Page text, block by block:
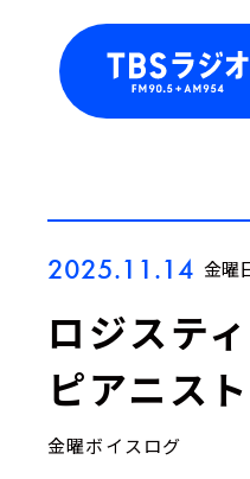
2025.11.14 金曜
ロジステ
ピアニス
金曜ボイスログ